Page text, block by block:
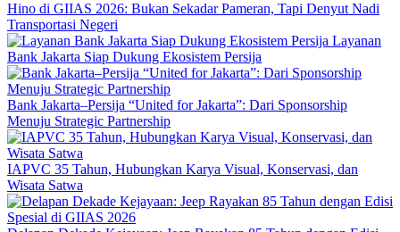
Hino di GIIAS 2026: Bukan Sekadar Pameran, Tapi Denyut Nadi
Transportasi Negeri
Layanan
Bank Jakarta Siap Dukung Ekosistem Persija
Bank Jakarta–Persija “United for Jakarta”: Dari Sponsorship
Menuju Strategic Partnership
IAPVC 35 Tahun, Hubungkan Karya Visual, Konservasi, dan
Wisata Satwa